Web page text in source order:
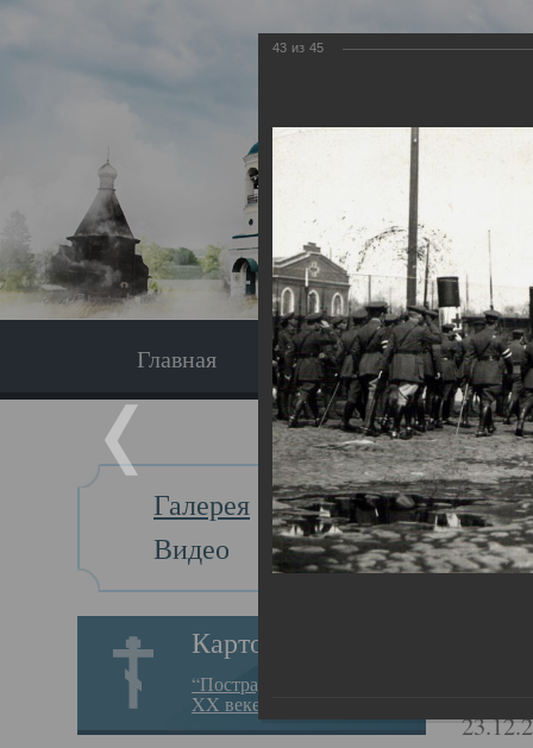
Главная Экскурсия
Галерея
Видео
Картотека
“Пострадавшие за веру в
XX веке на Севере”
Главная
43 из 45